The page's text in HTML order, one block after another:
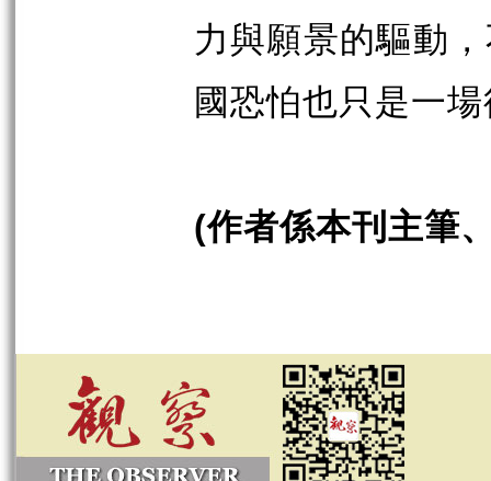
力與願景的驅動
國恐怕也只是一
(作者係本刊主筆